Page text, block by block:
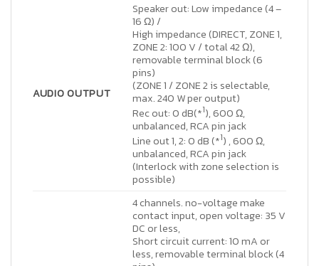
AUDIO OUTPUT
Speaker out: Low impedance (4 –
16 Ω) /
High impedance (DIRECT, ZONE 1,
ZONE 2: 100 V / total 42 Ω),
removable terminal block (6
pins)
(ZONE 1 / ZONE 2 is selectable,
max. 240 W per output)
Rec out: 0 dB(*1), 600 Ω,
unbalanced, RCA pin jack
Line out 1, 2: 0 dB (*1) , 600 Ω,
unbalanced, RCA pin jack
(Interlock with zone selection is
possible)
4 channels. no-voltage make
contact input, open voltage: 35 V
DC or less,
Short circuit current: 10 mA or
less, removable terminal block (4